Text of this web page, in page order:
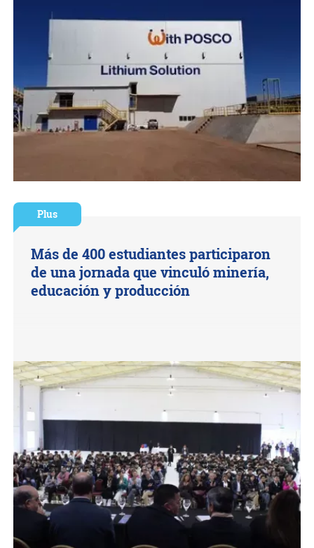
Plus
Más de 400 estudiantes participaron
de una jornada que vinculó minería,
educación y producción